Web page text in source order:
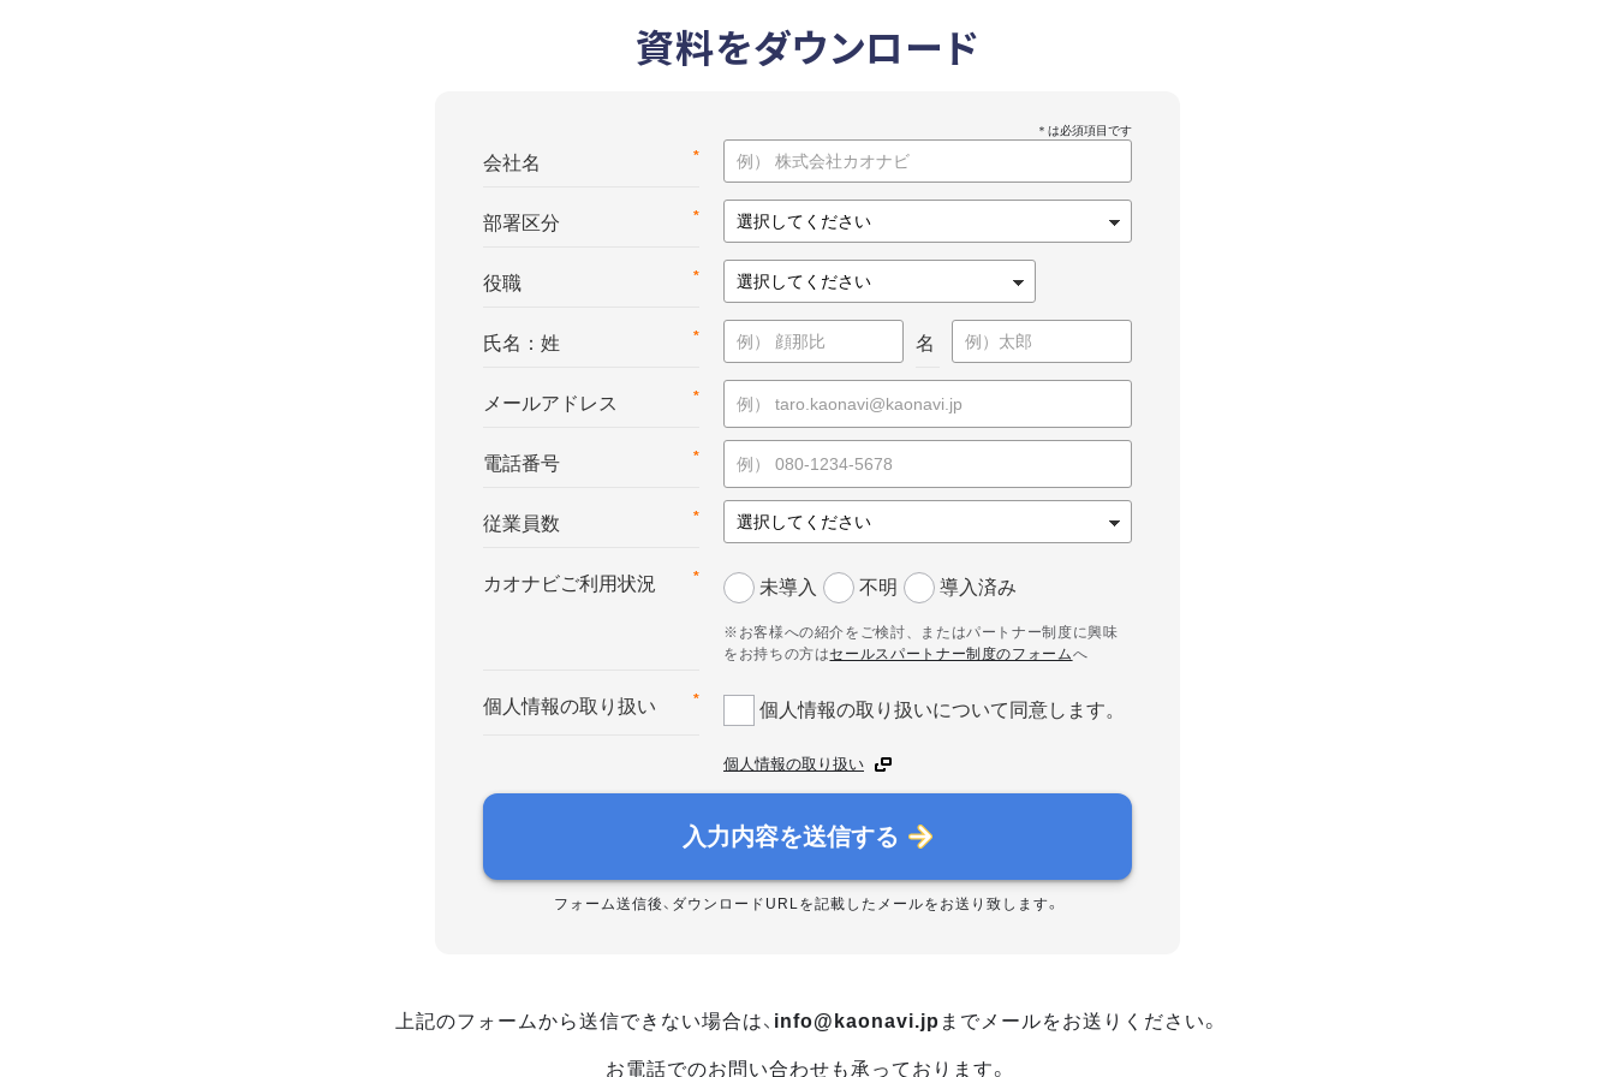
資料をダウンロード
*
会社名
*
部署区分
*
役職
*
氏名：姓 名
*
メールアドレス
*
電話番号
*
従業員数
*
カオナビご利用状況 未導入 不明 導入済み
※お客様への紹介をご検討、またはパートナー制度に興味
をお持ちの方はセールスパートナー制度のフォームへ
*
個人情報の取り扱い 個人情報の取り扱いについて同意します。
個人情報の取り扱い
入力内容を送信する
フォーム送信後、ダウンロードURLを記載したメールをお送り致します。
上記のフォームから送信できない場合は、 info@kaonavi.jp までメールをお送りください。
お電話でのお問い合わせも承っております。